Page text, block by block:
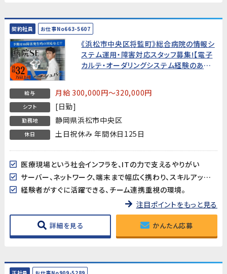
契約社員 お仕事No663-5607
《浜松市中央区将監町》総合病院の情報シ
ステム運用・障害対応スタッフ募集!【電子
カルテ・オーダリングシステム経験のある
給与 月給 300,000円～320,000円
シフト [日勤]
勤務地 静岡県浜松市中央区
休日 土日祝休み 年間休日125日
医療現場という社会インフラを、ITの力で支えるやりがい
サーバー、ネットワーク、端末まで幅広く携わり、スキルアップできる環境
経験者がすぐに活躍できる、チーム連携重視の環境。
注目ポイントをもっと見る
詳細を見る かんたん応募